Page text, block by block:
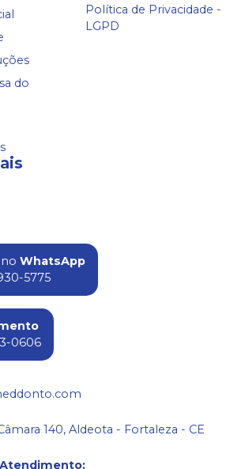
do
Política de Privacidade -
LGPD
WhatsApp
5775
0606
140, Aldeota - Fortaleza - CE
: